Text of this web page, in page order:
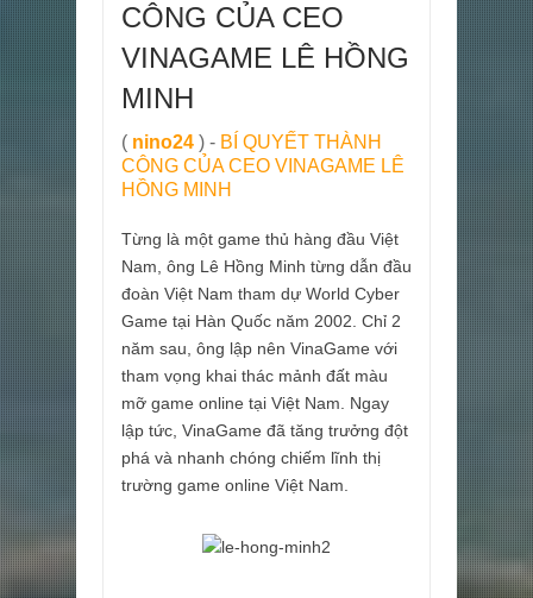
CÔNG CỦA CEO
VINAGAME LÊ HỒNG
MINH
( nino24 ) - BÍ QUYẾT THÀNH
CÔNG CỦA CEO VINAGAME LÊ
HỒNG MINH
Từng là một game thủ hàng đầu Việt
Nam, ông Lê Hồng Minh từng dẫn đầu
đoàn Việt Nam tham dự World Cyber
Game tại Hàn Quốc năm 2002. Chỉ 2
năm sau, ông lập nên VinaGame với
tham vọng khai thác mảnh đất màu
mỡ game online tại Việt Nam. Ngay
lập tức, VinaGame đã tăng trưởng đột
phá và nhanh chóng chiếm lĩnh thị
trường game online Việt Nam.